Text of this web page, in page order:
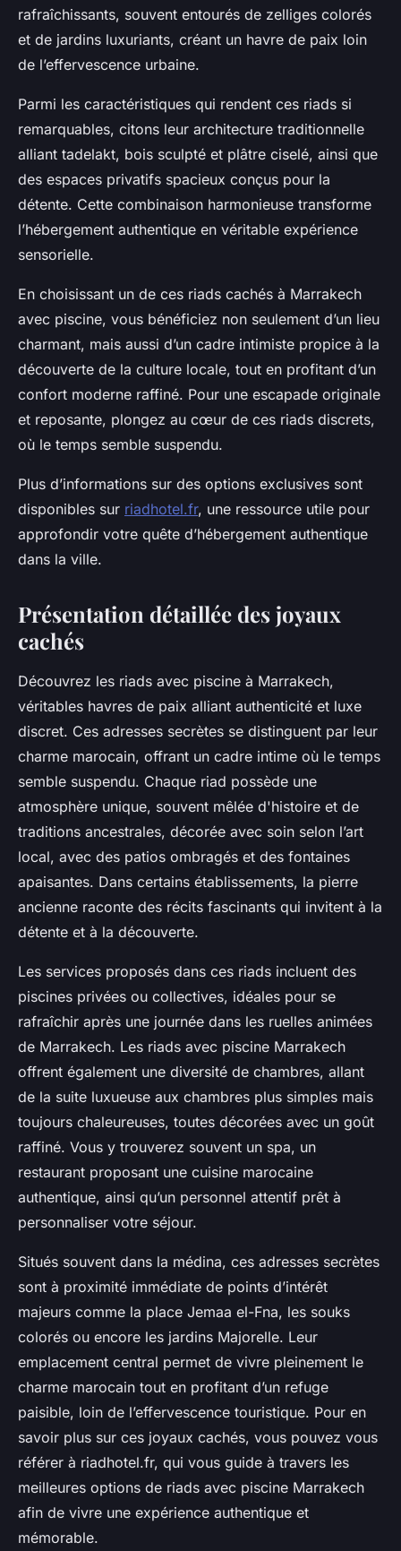
rafraîchissants, souvent entourés de zelliges colorés
et de jardins luxuriants, créant un havre de paix loin
de l’effervescence urbaine.
Parmi les caractéristiques qui rendent ces riads si
remarquables, citons leur architecture traditionnelle
alliant tadelakt, bois sculpté et plâtre ciselé, ainsi que
des espaces privatifs spacieux conçus pour la
détente. Cette combinaison harmonieuse transforme
l’hébergement authentique en véritable expérience
sensorielle.
En choisissant un de ces riads cachés à Marrakech
avec piscine, vous bénéficiez non seulement d’un lieu
charmant, mais aussi d’un cadre intimiste propice à la
découverte de la culture locale, tout en profitant d’un
confort moderne raffiné. Pour une escapade originale
et reposante, plongez au cœur de ces riads discrets,
où le temps semble suspendu.
Plus d’informations sur des options exclusives sont
disponibles sur riadhotel.fr, une ressource utile pour
approfondir votre quête d’hébergement authentique
dans la ville.
Présentation détaillée des joyaux
cachés
Découvrez les riads avec piscine à Marrakech,
véritables havres de paix alliant authenticité et luxe
discret. Ces adresses secrètes se distinguent par leur
charme marocain, offrant un cadre intime où le temps
semble suspendu. Chaque riad possède une
atmosphère unique, souvent mêlée d'histoire et de
traditions ancestrales, décorée avec soin selon l’art
local, avec des patios ombragés et des fontaines
apaisantes. Dans certains établissements, la pierre
ancienne raconte des récits fascinants qui invitent à la
détente et à la découverte.
Les services proposés dans ces riads incluent des
piscines privées ou collectives, idéales pour se
rafraîchir après une journée dans les ruelles animées
de Marrakech. Les riads avec piscine Marrakech
offrent également une diversité de chambres, allant
de la suite luxueuse aux chambres plus simples mais
toujours chaleureuses, toutes décorées avec un goût
raffiné. Vous y trouverez souvent un spa, un
restaurant proposant une cuisine marocaine
authentique, ainsi qu’un personnel attentif prêt à
personnaliser votre séjour.
Situés souvent dans la médina, ces adresses secrètes
sont à proximité immédiate de points d’intérêt
majeurs comme la place Jemaa el-Fna, les souks
colorés ou encore les jardins Majorelle. Leur
emplacement central permet de vivre pleinement le
charme marocain tout en profitant d’un refuge
paisible, loin de l’effervescence touristique. Pour en
savoir plus sur ces joyaux cachés, vous pouvez vous
référer à riadhotel.fr, qui vous guide à travers les
meilleures options de riads avec piscine Marrakech
afin de vivre une expérience authentique et
mémorable.